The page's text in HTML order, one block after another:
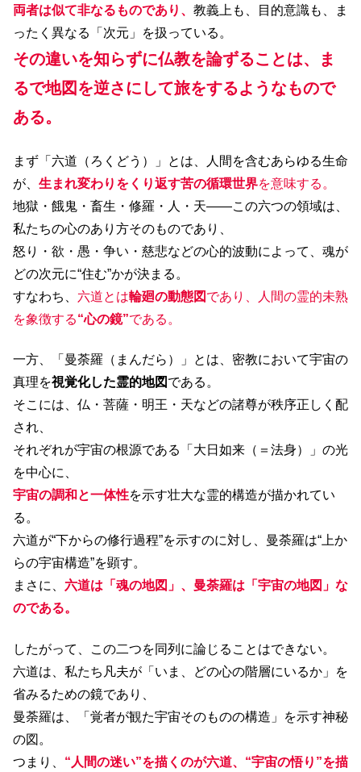
両者は似て非なるものであり、 教義上も、目的意識も、ま
ったく異なる「次元」を扱っている。
その違いを知らずに仏教を論ずることは、ま
るで地図を逆さにして旅をするようなもので
ある。
まず「六道（ろくどう）」とは、人間を含むあらゆる生命
が、 生まれ変わりをくり返す苦の循環世界を意味する。
地獄・餓鬼・畜生・修羅・人・天――この六つの領域は、
私たちの心のあり方そのものであり、
怒り・欲・愚・争い・慈悲などの心的波動によって、魂が
どの次元に“住む”かが決まる。
すなわち、 六道とは輪廻の動態図 であり、人間の霊的未熟
を象徴する“心の鏡”である。
一方、「曼荼羅（まんだら）」とは、密教において宇宙の
真理を視覚化した霊的地図 である。
そこには、仏・菩薩・明王・天などの諸尊が秩序正しく配
され、
それぞれが宇宙の根源である「大日如来（＝法身）」の光
を中心に、
宇宙の調和と一体性を示す壮大な霊的構造が描かれてい
る。
六道が“下からの修行過程”を示すのに対し、曼荼羅は“上か
らの宇宙構造”を顕す。
まさに、 六道は「魂の地図」、曼荼羅は「宇宙の地図」な
のである。
したがって、この二つを同列に論じることはできない。
六道は、私たち凡夫が「いま、どの心の階層にいるか」を
省みるための鏡であり、
曼荼羅は、「覚者が観た宇宙そのものの構造」を示す神秘
の図。
つまり、 “人間の迷い”を描くのが六道、“宇宙の悟り”を描